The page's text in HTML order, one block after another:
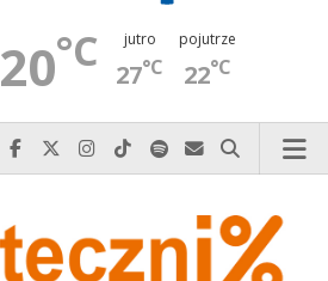
20°C jutro
27°C
pojutrze
22°C
Najlepiej po prostu do nas zadzwoń
Odwiedź nas na Facebook-u
Odwiedź nas na X
Odwiedź nas na Instagram-ie
Odwiedź nas na TikTok-u
Szukaj nas na Spotify
Wyślij do nas
Szukaj